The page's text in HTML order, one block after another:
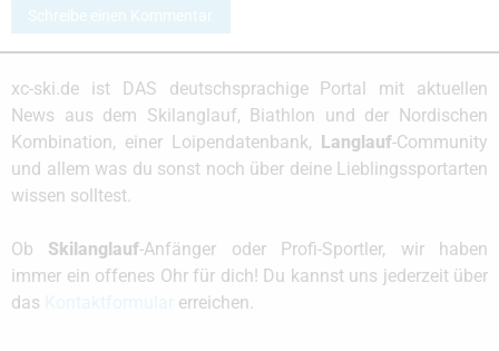
Schreibe einen Kommentar
xc-ski.de ist DAS deutschsprachige Portal mit aktuellen
News aus dem Skilanglauf, Biathlon und der Nordischen
Kombination, einer Loipendatenbank,
Langlauf-Community
und allem was du sonst noch über deine Lieblingssportarten
wissen solltest.
Ob Skilanglauf-Anfänger oder Profi-Sportler, wir haben
immer ein offenes Ohr für dich! Du kannst uns jederzeit über
das
erreichen.